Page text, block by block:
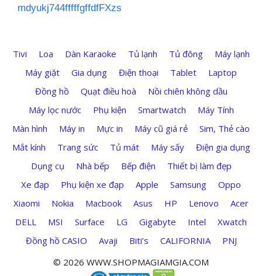
mdyukj744fffffgffdfFXzs
Tivi Loa Dàn Karaoke Tủ lạnh Tủ đông
Máy lạnh
Máy giặt
Gia dụng Điện thoại Tablet
Laptop
Đồng hồ
Quạt điều hoà
Nồi chiên không dầu
Máy lọc nước
Phụ kiện Smartwatch
Máy Tính
Màn hình
Máy in Mực in Máy cũ giá rẻ
Sim, Thẻ cào
Mắt kính
Trang sức Tủ mát Máy sấy
Điện gia dụng
Dụng cụ
Nhà bếp Bếp điện
Thiết bị làm đẹp
Xe đạp
Phụ kiện xe đạp Apple Samsung
Oppo
Xiaomi
Nokia Macbook Asus HP Lenovo
Acer
DELL
MSI Surface LG Gigabyte Intel
Xwatch
Đồng hồ CASIO
Avaji Biti’s CALIFORNIA
PNJ
© 2026 WWW.SHOPMAGIAMGIA.COM